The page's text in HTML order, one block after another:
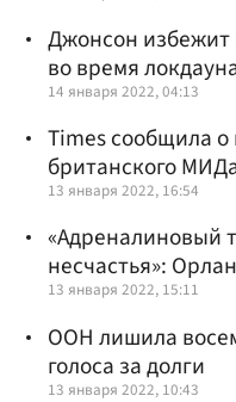
Джонсон избежит
во время
14 января 2022, 04:13
Times сообщила
британского
13 января 2022, 16:54
«Адреналиновый
несчастья»:
13 января 2022, 15:11
ООН лишила
голоса за долги
13 января 2022, 10:43